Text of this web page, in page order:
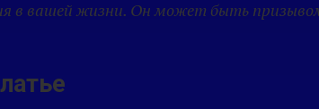
вашей жизни. Он может быть